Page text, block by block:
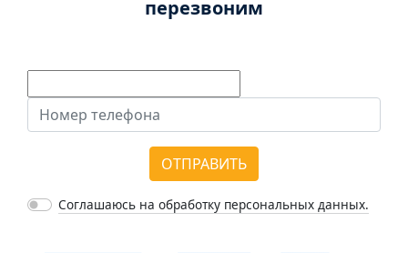
перезвоним
Соглашаюсь на обработку персональных данных.
ОТПРАВИТЬ